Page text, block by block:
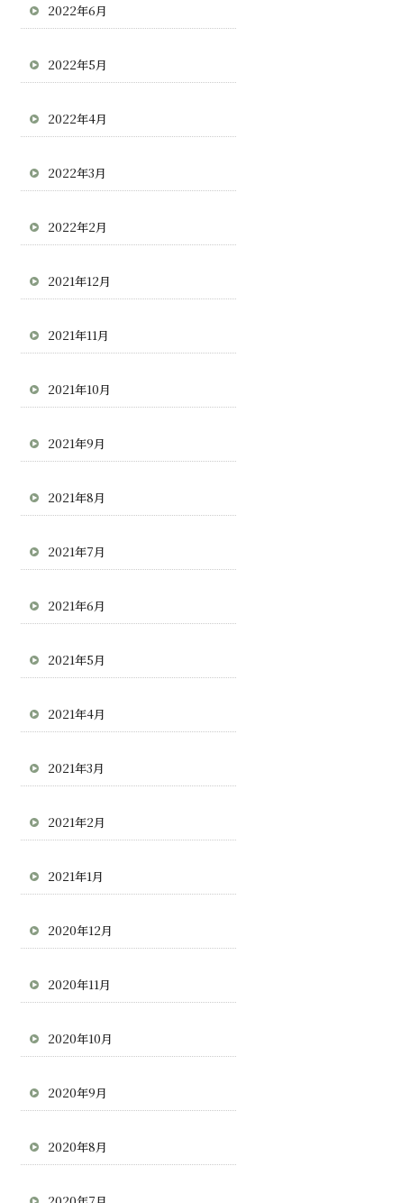
2022年6月
2022年5月
2022年4月
2022年3月
2022年2月
2021年12月
2021年11月
2021年10月
2021年9月
2021年8月
2021年7月
2021年6月
2021年5月
2021年4月
2021年3月
2021年2月
2021年1月
2020年12月
2020年11月
2020年10月
2020年9月
2020年8月